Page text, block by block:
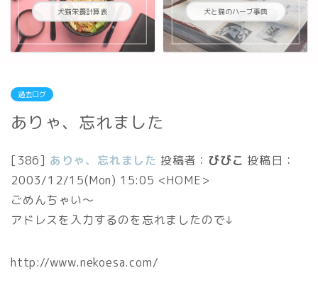
犬猫栄養計算表 犬と猫のハーブ事典
過去ログ
ありゃ、忘れました
[386] ありゃ、忘れました 投稿者： びびこ 投稿日：
2003/12/15(Mon) 15:05 <HOME>
ごめんちゃい～
アドレスを入力するのを忘れましたので↓
http://www.nekoesa.com/